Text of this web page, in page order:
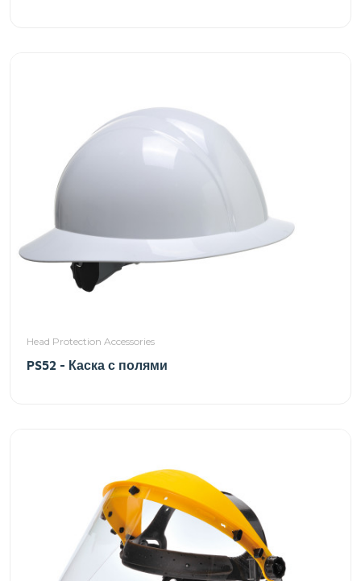
Head Protection Accessories
PS52 - Каска с полями